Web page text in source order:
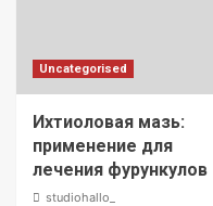
Uncategorised
Ихтиоловая мазь:
применение для
лечения фурункулов
studiohallo_